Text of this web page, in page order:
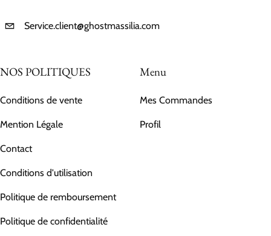
Service.client@ghostmassilia.com
NOS POLITIQUES
Conditions de vente
Mention Légale
Contact
Conditions d'utilisation
Politique de remboursement
Politique de confidentialité
Menu
Mes Commandes
Profil